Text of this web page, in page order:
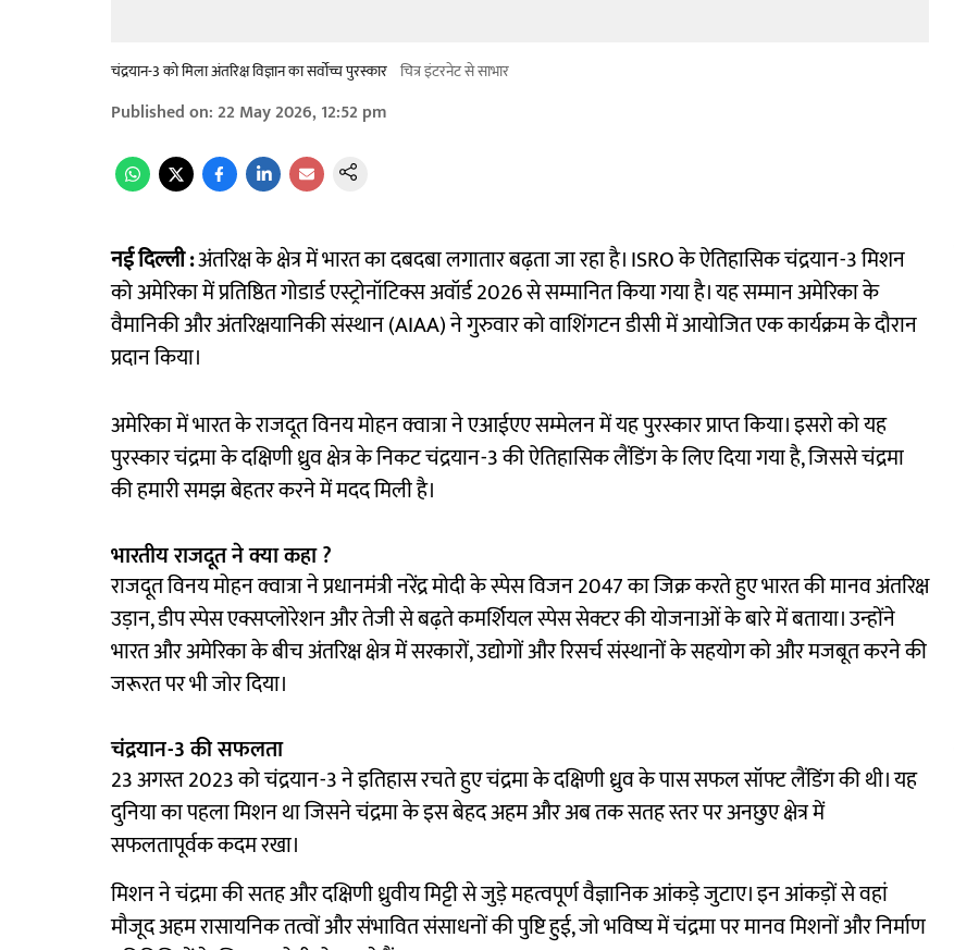
चंद्रयान-3 को मिला अंतरिक्ष विज्ञान का सर्वोच्च पुरस्कार चित्र इंटरनेट से साभार
Published on:22 May 2026, 12:52 pm
नई दिल्ली :अंतरिक्ष के क्षेत्र में भारत का दबदबा लगातार बढ़ता जा रहा है। ISRO के ऐतिहासिक चंद्रयान-3 मिशन
को अमेरिका में प्रतिष्ठित गोडार्ड एस्ट्रोनॉटिक्स अवॉर्ड 2026 से सम्मानित किया गया है। यह सम्मान अमेरिका के
वैमानिकी और अंतरिक्षयानिकी संस्थान (AIAA) ने गुरुवार को वाशिंगटन डीसी में आयोजित एक कार्यक्रम के दौरान
प्रदान किया।
अमेरिका में भारत के राजदूत विनय मोहन क्वात्रा ने एआईएए सम्मेलन में यह पुरस्कार प्राप्त किया। इसरो को यह
पुरस्कार चंद्रमा के दक्षिणी ध्रुव क्षेत्र के निकट चंद्रयान-3 की ऐतिहासिक लैंडिंग के लिए दिया गया है, जिससे चंद्रमा
की हमारी समझ बेहतर करने में मदद मिली है।
भारतीय राजदूत ने क्या कहा ?
राजदूत विनय मोहन क्वात्रा ने प्रधानमंत्री नरेंद्र मोदी के स्पेस विजन 2047 का जिक्र करते हुए भारत की मानव अंतरिक्ष
उड़ान, डीप स्पेस एक्सप्लोरेशन और तेजी से बढ़ते कमर्शियल स्पेस सेक्टर की योजनाओं के बारे में बताया। उन्होंने
भारत और अमेरिका के बीच अंतरिक्ष क्षेत्र में सरकारों, उद्योगों और रिसर्च संस्थानों के सहयोग को और मजबूत करने की
जरूरत पर भी जोर दिया।
चंद्रयान-3 की सफलता
23 अगस्त 2023 को चंद्रयान-3 ने इतिहास रचते हुए चंद्रमा के दक्षिणी ध्रुव के पास सफल सॉफ्ट लैंडिंग की थी। यह
दुनिया का पहला मिशन था जिसने चंद्रमा के इस बेहद अहम और अब तक सतह स्तर पर अनछुए क्षेत्र में
सफलतापूर्वक कदम रखा।
मिशन ने चंद्रमा की सतह और दक्षिणी ध्रुवीय मिट्टी से जुड़े महत्वपूर्ण वैज्ञानिक आंकड़े जुटाए। इन आंकड़ों से वहां
मौजूद अहम रासायनिक तत्वों और संभावित संसाधनों की पुष्टि हुई, जो भविष्य में चंद्रमा पर मानव मिशनों और निर्माण